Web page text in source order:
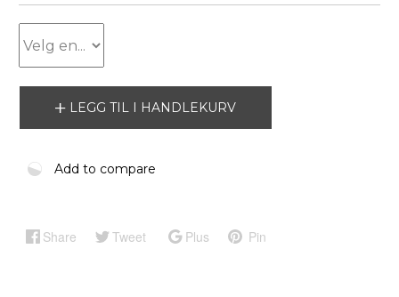
LEGG TIL I HANDLEKURV
Add to compare
Share Tweet Plus Pin